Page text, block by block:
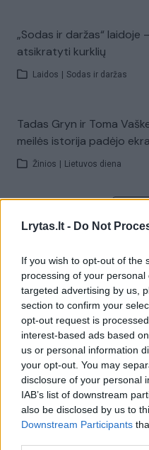
Lrytas.lt - Do Not
If you wish to opt-out of the
processing of your
targeted advertising by us,
section to confirm your
opt-out request is
interest-based ads based
us or personal information
your opt-out. You may
disclosure of your personal
IAB’s list of downstream
also be disclosed by us to
Downstream Participants
„Sodas ir daržas“ laidoje
atsikratyti kurklių
Laidos Sodas ir daržas
Tadas Gryn ir Toma
meilės istorija padėjo
Žinios Lietuvos diena
Žiūrimiausi
Vaizdai iš tragiškos
vaiko gyvybių išgelbėti
Žinios Lietuvos diena
Savaitės vidurys